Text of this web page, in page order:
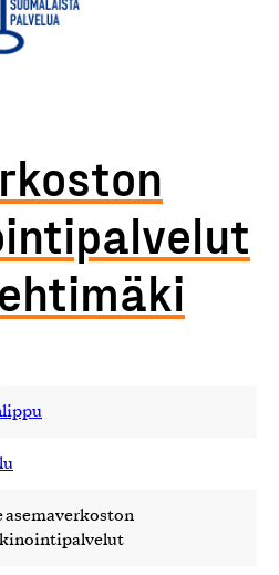
asemaverkoston